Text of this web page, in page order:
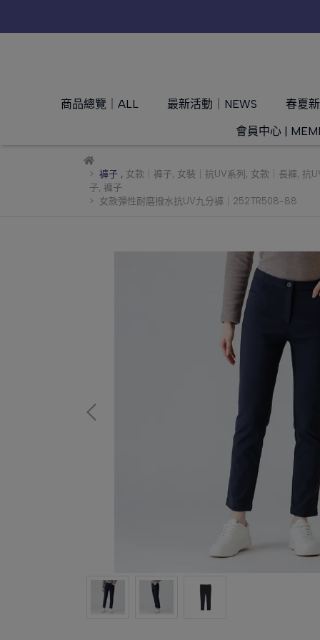
商品總覽｜ALL 最新活動｜NEWS
春夏
會員中心 |
褲子 , 女款｜褲子, 女裝｜抗UV系列 , 女款｜長褲, 抗
子, 褲子
女款彈性耐磨撥水抗UV九分褲｜252TR508-88